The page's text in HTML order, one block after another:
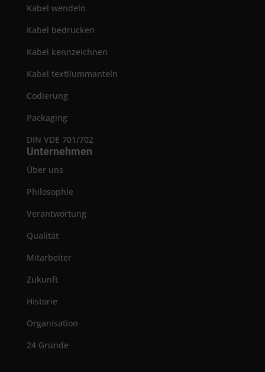
Kabel wendeln
Kabel bedrucken
Kabel kennzeichnen
Kabel textilummanteln
Codierung
Packaging
DIN VDE 701/702
Unternehmen
Über uns
Philosophie
Verantwortung
Qualität
Mitarbeiter
Zukunft
Historie
Organisation
24 Gründe